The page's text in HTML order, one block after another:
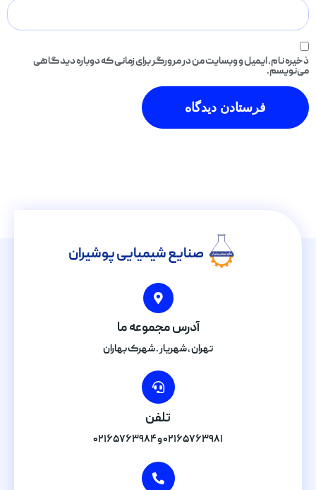
ذخیره نام، ایمیل و وبسایت من در مرورگر برای زمانی که دوباره دیدگاهی
می‌نویسم.
صنایع شیمیایی پوشیران
آدرس مجموعه ما
تهران , شهریار . شهرک بهاران
تلفن
۰۲۱۶۵۷۶۳۹۸۱ و ۰۲۱۶۵۷۶۳۹۸۴